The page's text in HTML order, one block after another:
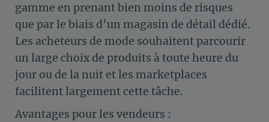
gamme en prenant bien moins de risques
que par le biais d’un magasin de détail dédié.
Les acheteurs de mode souhaitent parcourir
un large choix de produits à toute heure du
jour ou de la nuit et les marketplaces
facilitent largement cette tâche.
Avantages pour les vendeurs :